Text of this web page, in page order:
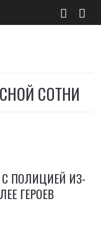
СОТНИ
ПОЛИЦИЕЙ ИЗ-
ГЕРОЕВ